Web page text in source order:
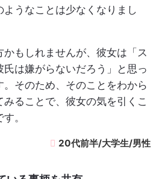
うなことは少なくなりまし
もしれませんが、彼女は「ス
は嫌がらないだろう」と思っ
そのため、そのことをわから
ることで、彼女の気を引くこ
。
20代前半/大学生/男性